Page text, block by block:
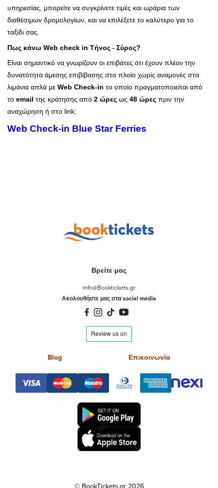
υπηρεσίας, μπορείτε να συγκρίνετε τιμές και ωράρια των
διαθέσιμων δρομολογίων, και να επιλέξετε το καλύτερο για το
ταξίδι σας.
Πως κάνω Web check in Τήνος - Σύρος?
Είναι σημαντικό να γνωρίζουν οι επιβάτες ότι έχουν πλέον την
δυνατότητα άμεσης επιβίβασης στο πλοίο χωρίς αναμονές στα
λιμάνια απλά με Web Check-in το οποίο πραγματοποιείται από
το email της κράτησης από 2 ώρες ως 48 ώρες πριν την
αναχώρηση ή στο link:
Web Check-in Blue Star Ferries
Βρείτε μας
info@Booktickets.gr
Ακολουθήστε μας στα social media
Blog Επικοινωνία
© BookTickets.gr 2026